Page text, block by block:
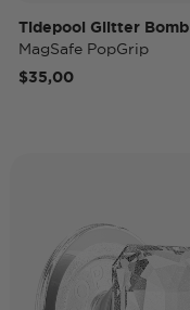
Tidepool Glitter Bomb
MagSafe PopGrip
$35,00